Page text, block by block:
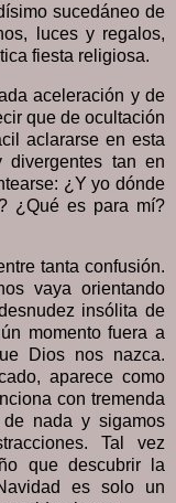
sucedáneo de
luces y regalos,
fiesta religiosa.
aceleración y de
que de ocultación
aclararse en esta
divergentes tan en
¿Y yo dónde
¿Qué es para mí?
tanta confusión.
vaya orientando
insólita de
momento fuera a
Dios nos nazca.
aparece como
con tremenda
nada y sigamos
Tal vez
que descubrir la
es solo un